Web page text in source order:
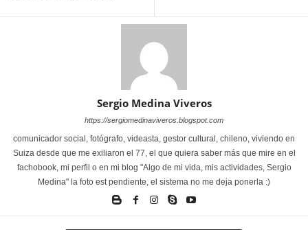
Sergio Medina Viveros
https://sergiomedinaviveros.blogspot.com
comunicador social, fotógrafo, videasta, gestor cultural, chileno, viviendo en
Suiza desde que me exiliaron el 77, el que quiera saber más que mire en el
fachobook, mi perfil o en mi blog "Algo de mi vida, mis actividades, Sergio
Medina" la foto est pendiente, el sistema no me deja ponerla :)